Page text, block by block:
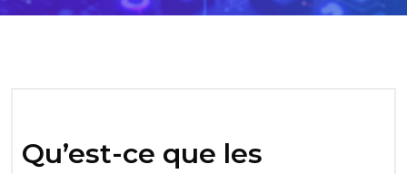
Qu’est-ce que les